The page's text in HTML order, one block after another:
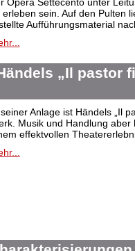
erleben sein. Auf den Pulten
Aufführungsmaterial
„Il pastor
Anlage ist Händels „Il
Musik und Handlung
effektvollen